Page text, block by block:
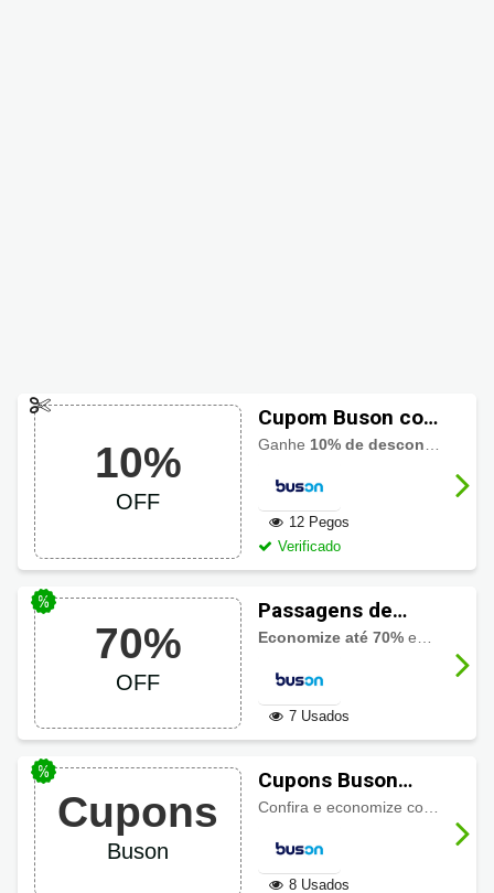
10%
OFF
Cupom Buson com
10% de desconto
Ganhe 10% de desconto
12 Pegos
Verificado
70%
OFF
Passagens de
ônibus com
Economize até 70% em passagens de ônibus no Buson.
7 Usados
Cupons
Buson
Cupons Buson
2025
8 Usados